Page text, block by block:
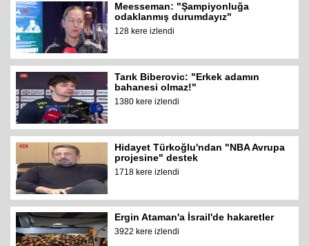
Meesseman: "Şampiyonluğa
odaklanmış durumdayız"
128 kere izlendi
Tarık Biberovic: "Erkek adamın
bahanesi olmaz!"
1380 kere izlendi
Hidayet Türkoğlu'ndan "NBA Avrupa
projesine" destek
1718 kere izlendi
Ergin Ataman'a İsrail'de hakaretler
3922 kere izlendi